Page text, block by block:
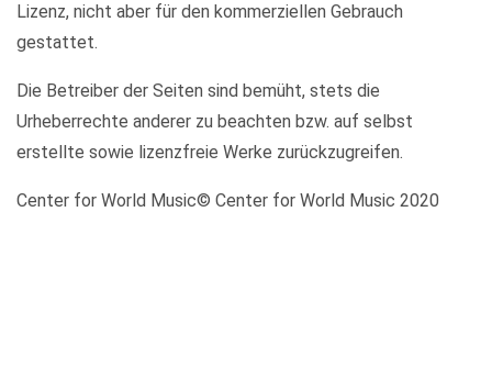
Lizenz, nicht aber für den kommerziellen Gebrauch
gestattet.
Die Betreiber der Seiten sind bemüht, stets die
Urheberrechte anderer zu beachten bzw. auf selbst
erstellte sowie lizenzfreie Werke zurückzugreifen.
Center for World Music© Center for World Music 2020